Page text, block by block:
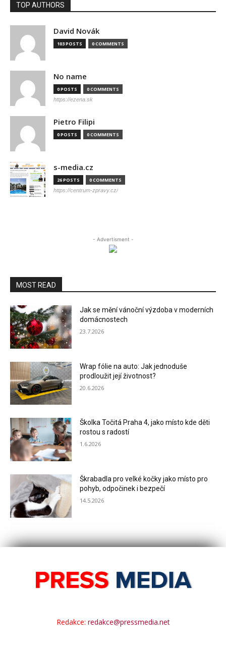
TOP AUTHORS
David Novák
103 POSTS 0 COMMENTS
No name
0 POSTS 0 COMMENTS
https://ezena.sk
Pietro Filipi
0 POSTS 0 COMMENTS
s-media.cz
26 POSTS 0 COMMENTS
https://centrum-zpravy.cz/
- Advertisment -
MOST READ
Jak se mění vánoční výzdoba v moderních
domácnostech
23.7.2026
Wrap fólie na auto: Jak jednoduše
prodloužit její životnost?
20.6.2026
Školka Točitá Praha 4, jako místo kde děti
rostou s radostí
1.6.2026
Škrabadla pro velké kočky jako místo pro
pohyb, odpočinek i bezpečí
14.5.2026
Redakce: redakce@pressmedia.net